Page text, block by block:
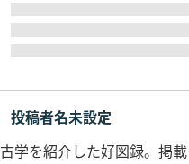
投稿者名未設定
学を紹介した好図録。掲